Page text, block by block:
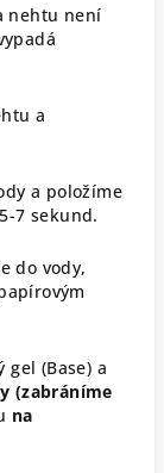
nehtu není
a
a položíme
7 sekund.
do vody,
(Base) a
(zabráníme
na